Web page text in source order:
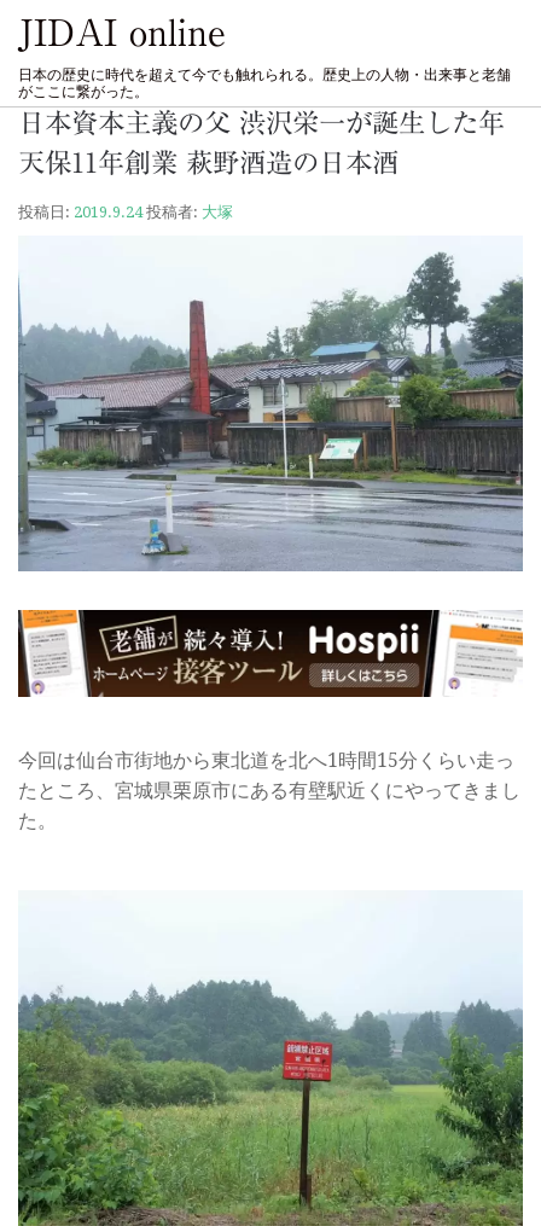
JIDAI online
日本の歴史に時代を超えて今でも触れられる。歴史上の人物・出来事と老舗
がここに繋がった。
日本資本主義の父 渋沢栄一が誕生した年
天保11年創業 萩野酒造の日本酒
投稿日: 2019.9.24投稿者: 大塚
今回は仙台市街地から東北道を北へ1時間15分くらい走っ
たところ、宮城県栗原市にある有壁駅近くにやってきまし
た。